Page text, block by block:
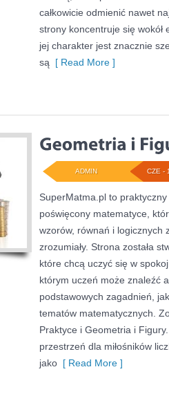
całkowicie odmienić nawet
strony koncentruje się wokół
jej charakter jest znacznie
są [ Read More ]
CZE -
ADMIN
SuperMatma.pl to
poświęcony matematyce,
wzorów, równań i logicznych
zrozumiały. Strona została
które chcą uczyć się w
którym uczeń może znaleźć
podstawowych zagadnień,
tematów matematycznych.
Praktyce i Geometria i
przestrzeń dla miłośników
jako [ Read More ]